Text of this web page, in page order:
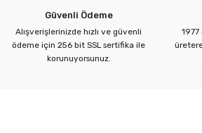
Güvenli Ödeme
Alışverişlerinizde hızlı ve güvenli
ödeme için 256 bit SSL sertifika ile
korunuyorsunuz.